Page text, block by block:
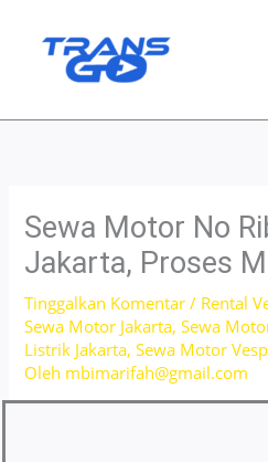
Sewa Motor No
Jakarta, Proses
Tinggalkan Komentar / Rental
Sewa Motor Jakarta,Sewa
Listrik Jakarta,Sewa Motor
Oleh mbimarifah@gmail.com